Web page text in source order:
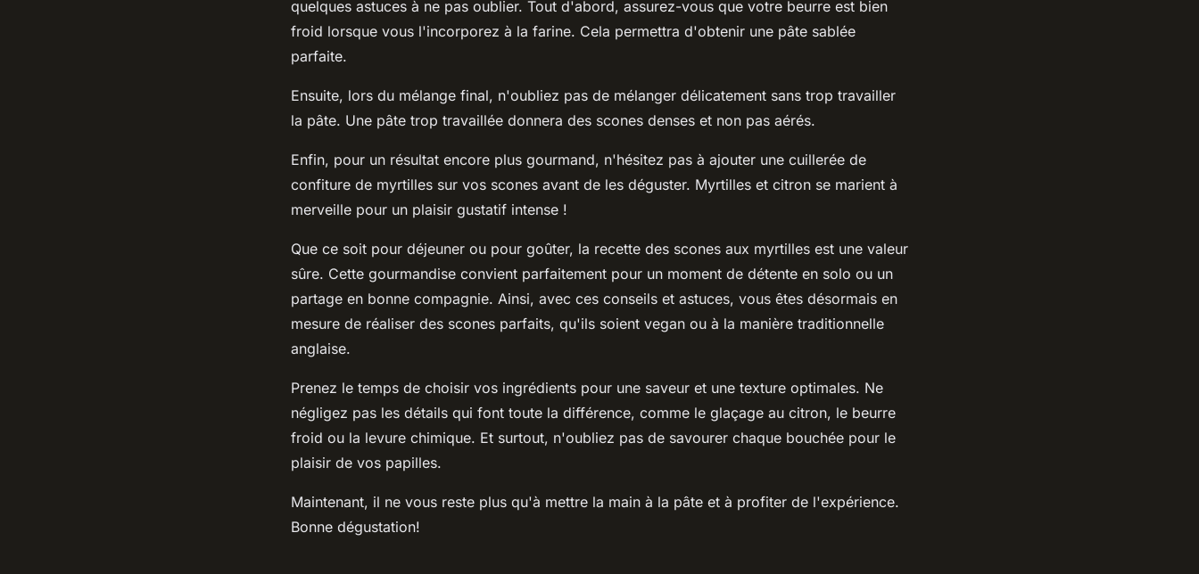
quelques astuces à ne pas oublier. Tout d'abord, assurez-vous que votre beurre est bien
froid lorsque vous l'incorporez à la farine. Cela permettra d'obtenir une pâte sablée
parfaite.
Ensuite, lors du mélange final, n'oubliez pas de mélanger délicatement sans trop travailler
la pâte. Une pâte trop travaillée donnera des scones denses et non pas aérés.
Enfin, pour un résultat encore plus gourmand, n'hésitez pas à ajouter une cuillerée de
confiture de myrtilles sur vos scones avant de les déguster. Myrtilles et citron se marient à
merveille pour un plaisir gustatif intense !
Que ce soit pour déjeuner ou pour goûter, la recette des scones aux myrtilles est une valeur
sûre. Cette gourmandise convient parfaitement pour un moment de détente en solo ou un
partage en bonne compagnie. Ainsi, avec ces conseils et astuces, vous êtes désormais en
mesure de réaliser des scones parfaits, qu'ils soient vegan ou à la manière traditionnelle
anglaise.
Prenez le temps de choisir vos ingrédients pour une saveur et une texture optimales. Ne
négligez pas les détails qui font toute la différence, comme le glaçage au citron, le beurre
froid ou la levure chimique. Et surtout, n'oubliez pas de savourer chaque bouchée pour le
plaisir de vos papilles.
Maintenant, il ne vous reste plus qu'à mettre la main à la pâte et à profiter de l'expérience.
Bonne dégustation!